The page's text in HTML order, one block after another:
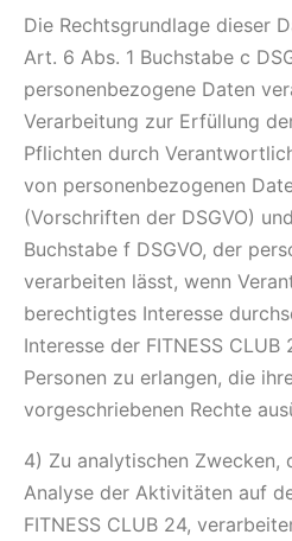
Die Rechtsgrundlage dieser
Art. 6 Abs. 1 Buchstabe c
personenbezogene Daten
Verarbeitung zur Erfüllung
Pflichten durch
von personenbezogenen
(Vorschriften der DSGVO)
Buchstabe f DSGVO, der
verarbeiten lässt, wenn
berechtigtes Interesse
Interesse der FITNESS
Personen zu erlangen, die
vorgeschriebenen Rechte
4) Zu analytischen Zwecken,
Analyse der Aktivitäten auf
FITNESS CLUB 24,